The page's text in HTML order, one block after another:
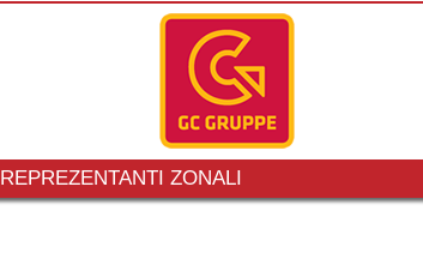
REPREZENTANTI ZONALI